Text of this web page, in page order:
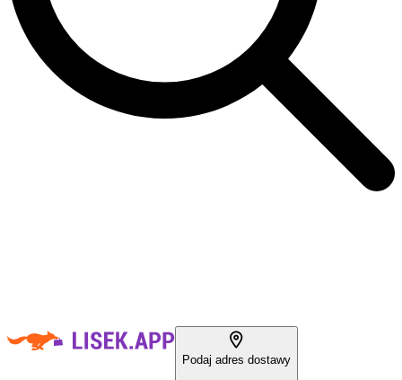
Podaj adres dostawy